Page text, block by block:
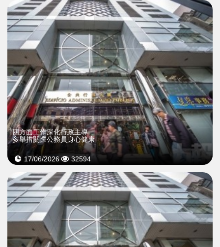
四方面工作深化行政主導
多舉措關懷公務員身心健康
17/06/2026 32594